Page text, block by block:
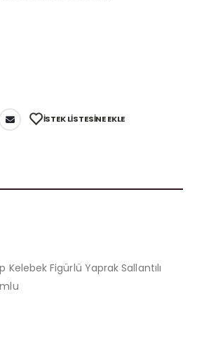
İSTEK LISTESINE EKLE
Kelebek Figürlü Yaprak Sallantılı